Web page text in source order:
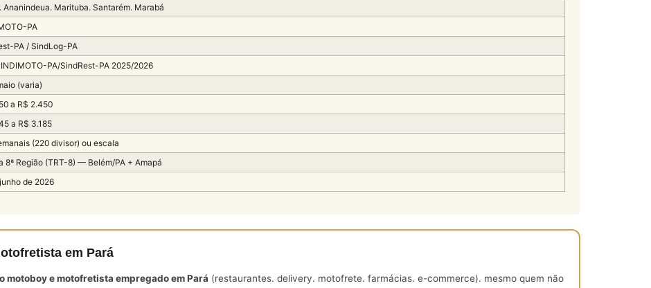
Ananindeua. Marituba. Santarém. Marabá
PA
PA / SindLog-PA
PA/SindRest-PA 2025/2026
(varia)
a R$ 2.450
a R$ 3.185
(220 divisor) ou escala
8ª Região (TRT-8) — Belém/PA + Amapá
de 2026
em Pará
motoboy e motofretista empregado em Pará (restaurantes. delivery. motofrete. farmácias. e-commerce). mesmo quem não